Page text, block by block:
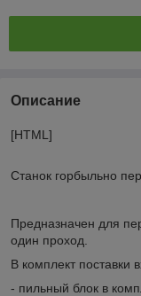
Описание
[HTML]
Станок горбыльно
Предназначен для
один проход.
В комплект поставки
- пильный блок в